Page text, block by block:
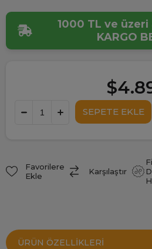
1000 TL ve üzeri
KARGO
Favorilere
Ekle
Karşılaştır
ÜRÜN ÖZELLIKLERI